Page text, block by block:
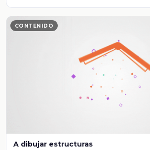
CONTENIDO
A dibujar estructuras